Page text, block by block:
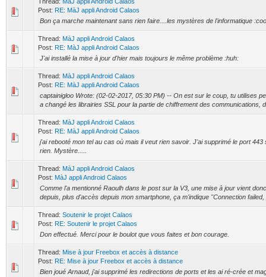
Post: RE: MàJ appli Android Calaos
Bon ça marche maintenant sans rien faire....les mystères de l'informatique
Thread: MàJ appli Android Calaos
Post: RE: MàJ appli Android Calaos
J'ai installé la mise à jour d'hier mais toujours le même problème :huh:
Thread: MàJ appli Android Calaos
Post: RE: MàJ appli Android Calaos
captainigloo Wrote: (02-02-2017, 05:30 PM) -- On est sur le coup, tu utilises
a changé les librairies SSL pour la partie de chiffrement des communications,
Thread: MàJ appli Android Calaos
Post: RE: MàJ appli Android Calaos
j'ai rebooté mon tel au cas où mais il veut rien savoir. J'ai supprimé le port
rien. Mystère.....
Thread: MàJ appli Android Calaos
Post: MàJ appli Android Calaos
Comme l'a mentionné Raoulh dans le post sur la V3, une mise à jour vient
depuis, plus d'accès depuis mon smartphone, ça m'indique "Connection
Thread: Soutenir le projet Calaos
Post: RE: Soutenir le projet Calaos
Don effectué. Merci pour le boulot que vous faites et bon courage.
Thread: Mise à jour Freebox et accès à distance
Post: RE: Mise à jour Freebox et accès à distance
Bien joué Arnaud, j'ai supprimé les redirections de ports et les ai ré-crée et